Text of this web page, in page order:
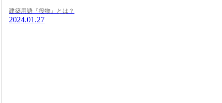
建築用語『役物』とは？
2024.01.27